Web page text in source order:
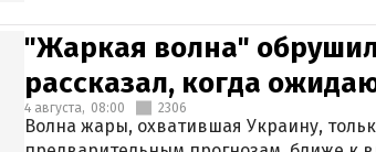
"Жаркая волна"
рассказал, когда
4 августа, 08:00 2306
Волна жары, охватившая Украину,